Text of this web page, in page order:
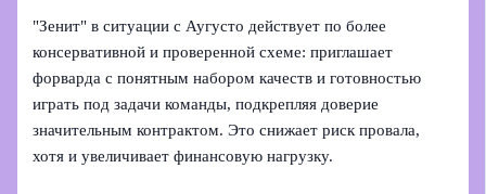
"Зенит" в ситуации с Аугусто действует по более
консервативной и проверенной схеме: приглашает
форварда с понятным набором качеств и готовностью
играть под задачи команды, подкрепляя доверие
значительным контрактом. Это снижает риск провала,
хотя и увеличивает финансовую нагрузку.